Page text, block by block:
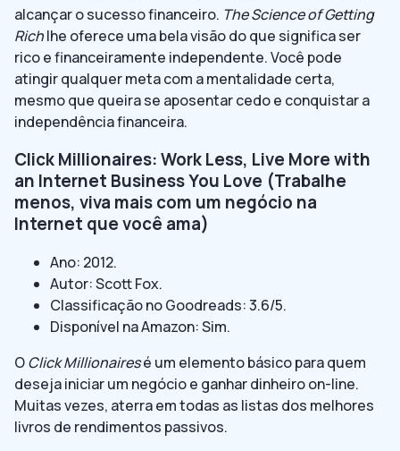
alcançar o sucesso financeiro. The Science of Getting
Richlhe oferece uma bela visão do que significa ser
rico e financeiramente independente. Você pode
atingir qualquer meta com a mentalidade certa,
mesmo que queira se aposentar cedo e conquistar a
independência financeira.
Click Millionaires: Work Less, Live More with
an Internet Business You Love (Trabalhe
menos, viva mais com um negócio na
Internet que você ama)
Ano: 2012.
Autor: Scott Fox.
Classificação no Goodreads: 3.6/5.
Disponível na Amazon: Sim.
OClick Millionairesé um elemento básico para quem
deseja iniciar um negócio e ganhar dinheiro on-line.
Muitas vezes, aterra em todas as listas dos melhores
livros de rendimentos passivos.